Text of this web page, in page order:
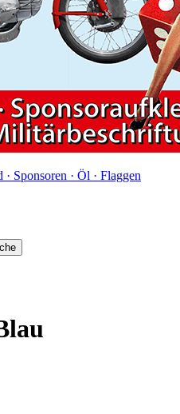
Sponsoren · Öl · Flaggen